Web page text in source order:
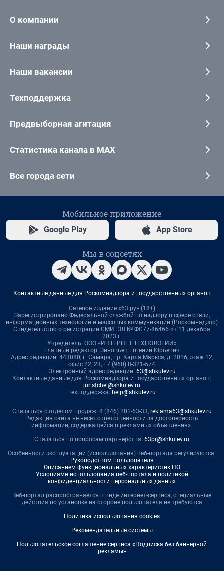
О компании
Наши награды
Наши вакансии
Техподдержка
Предвыборная агитация
Статистика канала в MAX
Все города сети
Мобильное приложение
Google Play App Store
Мы в соцсетях
Контактные данные для Роскомнадзора и государственных органов
Сетевое издание «63.ру» (18+)
Зарегистрировано Федеральной службой по надзору в сфере связи,
информационных технологий и массовых коммуникаций (Роскомнадзор)
Свидетельство о регистрации СМИ: ЭЛ № ФС77-86466 от 11 декабря
2023 г.
Учредитель: ООО «ИНТЕРНЕТ ТЕХНОЛОГИИ»
Главный редактор: Зиновьев Евгений Юрьевич
Адрес редакции: 443080, г. Самара, пр. Карла Маркса, д. 201б, этаж 12,
офис 22, 23, +7 (960) 8-321-574
Электронный адрес редакции: 63@shkulev.ru
Контактные данные для Роскомнадзора и государственных органов:
juristchel@shkulev.ru
Техподдержка: help@shkulev.ru
Связаться с отделом продаж: 8 (846) 201-63-33, reklama63@shkulev.ru
Редакция сайта не несет ответственности за достоверность
информации, содержащейся в рекламных объявлениях.
Связаться по вопросам партнёрства: 63pr@shkulev.ru
Особенности эксплуатации (использования) веб-портала регулируются:
Руководством пользователя
Описанием функциональных характеристик ПО
Условиями использования веб-портала и политикой
конфиденциальности персональных данных
Веб-портал распространяется в виде интернет-сервиса, специальные
действия по установке на стороне пользователя не требуются
Политика использования cookies
Рекомендательные системы
Пользовательское соглашение сервиса «Подписка без баннерной
рекламы»